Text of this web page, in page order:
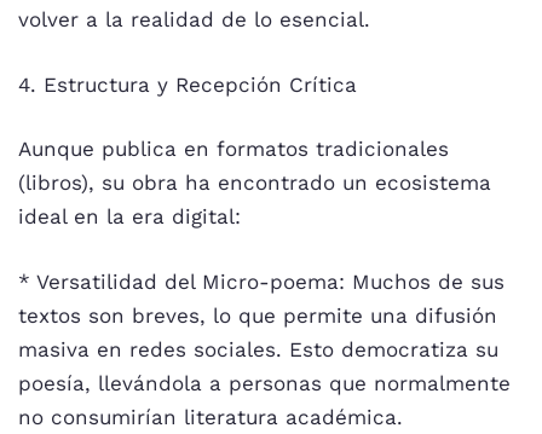
volver a la realidad de lo esencial.
4. Estructura y Recepción Crítica
Aunque publica en formatos tradicionales
(libros), su obra ha encontrado un ecosistema
ideal en la era digital:
* Versatilidad del Micro-poema: Muchos de sus
textos son breves, lo que permite una difusión
masiva en redes sociales. Esto democratiza su
poesía, llevándola a personas que normalmente
no consumirían literatura académica.